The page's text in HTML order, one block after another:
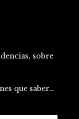
sobre
que saber…